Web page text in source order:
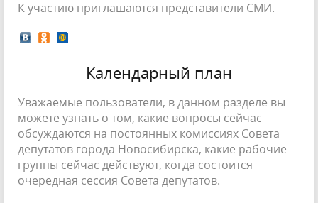
К участию приглашаются представители СМИ.
Календарный план
Уважаемые пользователи, в данном разделе вы
можете узнать о том, какие вопросы сейчас
обсуждаются на постоянных комиссиях Совета
депутатов города Новосибирска, какие рабочие
группы сейчас действуют, когда состоится
очередная сессия Совета депутатов.